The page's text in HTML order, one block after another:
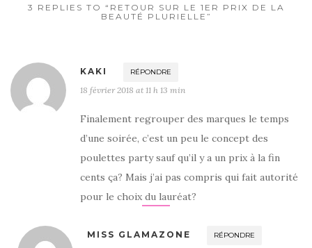
3 REPLIES TO “RETOUR SUR LE 1ER PRIX DE LA
BEAUTÉ PLURIELLE”
KAKI RÉPONDRE
18 février 2018 at 11 h 13 min
Finalement regrouper des marques le temps
d’une soirée, c’est un peu le concept des
poulettes party sauf qu’il y a un prix à la fin
cents ça? Mais j’ai pas compris qui fait autorité
pour le choix du lauréat?
MISS GLAMAZONE RÉPONDRE